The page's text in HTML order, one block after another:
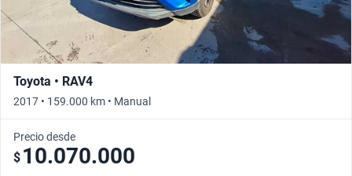
Toyota • RAV4
2017 • 159.000 km • Manual
Precio desde
$ 10.070.000